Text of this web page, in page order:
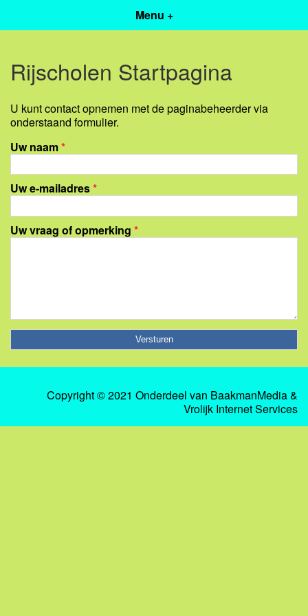
Menu +
Rijscholen Startpagina
U kunt contact opnemen met de paginabeheerder via
onderstaand formulier.
Uw naam*
Uw e-mailadres*
Uw vraag of opmerking *
Copyright © 2021 Onderdeel van BaakmanMedia&
Vrolijk Internet Services